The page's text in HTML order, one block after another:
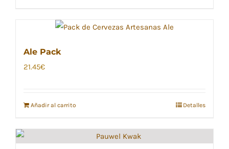
Ale Pack
21.45€
Añadir al carrito Detalles